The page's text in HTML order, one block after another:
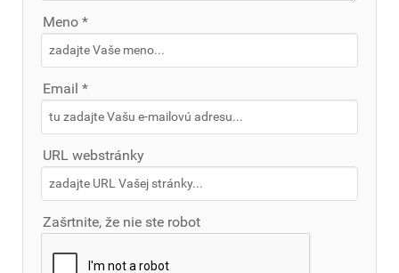
Meno *
Email *
URL webstránky
Zašrtnite, že nie ste robot